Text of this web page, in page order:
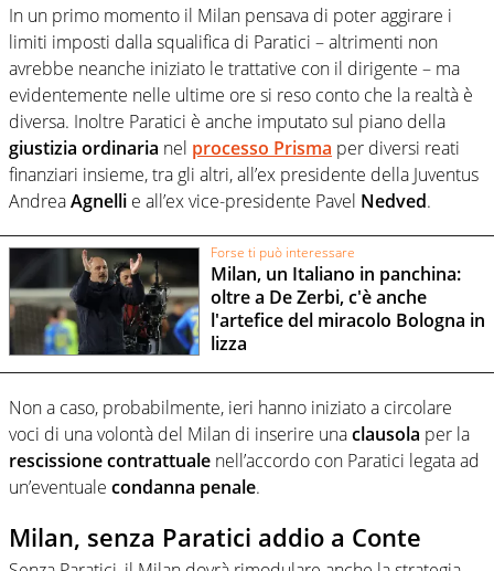
In un primo momento il Milan pensava di poter aggirare i
limiti imposti dalla squalifica di Paratici – altrimenti non
avrebbe neanche iniziato le trattative con il dirigente – ma
evidentemente nelle ultime ore si reso conto che la realtà è
diversa. Inoltre Paratici è anche imputato sul piano della
giustizia ordinaria nel processo Prisma per diversi reati
finanziari insieme, tra gli altri, all’ex presidente della Juventus
AndreaAgnelli e all’ex vice-presidente Pavel Nedved.
Forse ti può interessare
Milan, un Italiano in panchina:
oltre a De Zerbi, c'è anche
l'artefice del miracolo Bologna in
lizza
Non a caso, probabilmente, ieri hanno iniziato a circolare
voci di una volontà del Milan di inserire unaclausola per la
rescissionecontrattuale nell’accordo con Paratici legata ad
un’eventuale condanna penale.
Milan, senza Paratici addio a Conte